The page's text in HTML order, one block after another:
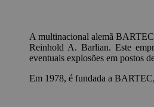
A multinacional alemã
Reinhold A. Barlian. Este
eventuais explosões em postos
Em 1978, é fundada a